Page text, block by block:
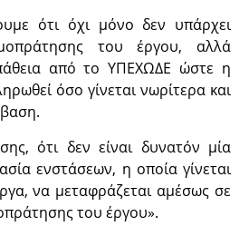
ότι όχι μόνο δεν υπάρχει
του έργου, αλλά
από το ΥΠΕΧΩΔΕ ώστε η
όσο γίνεται νωρίτερα και
ότι δεν είναι δυνατόν μία
ενστάσεων, η οποία γίνεται
να μεταφράζεται αμέσως σε
του έργου».